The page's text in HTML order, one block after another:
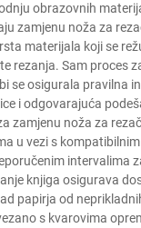
obrazovnih
zamjenu noža za
materijala koji se
rezanja. Sam proces
se osigurala pravilna
i odgovarajuća
zamjenu noža za
u vezi s
intervalima
knjiga osigurava
papirja od
s kvarovima